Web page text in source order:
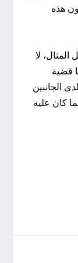
هذه
لا
قضية
الجانبين
كان عليه